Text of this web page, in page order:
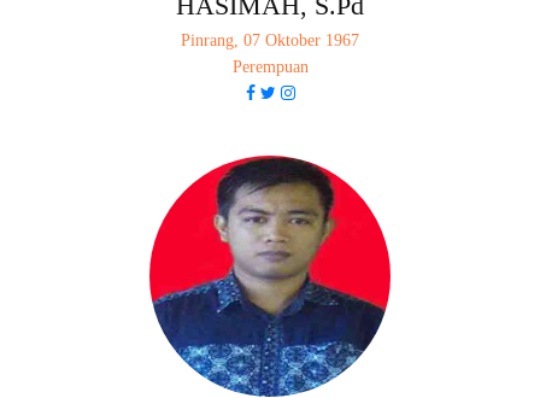
Pinrang, 07 Oktober 1967
Perempuan